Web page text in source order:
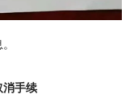
消手续